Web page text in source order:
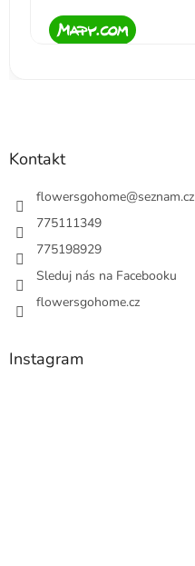
Kontakt
flowersgohome@seznam.cz
775111349
775198929
Sleduj nás na Facebooku
flowersgohome.cz
Instagram